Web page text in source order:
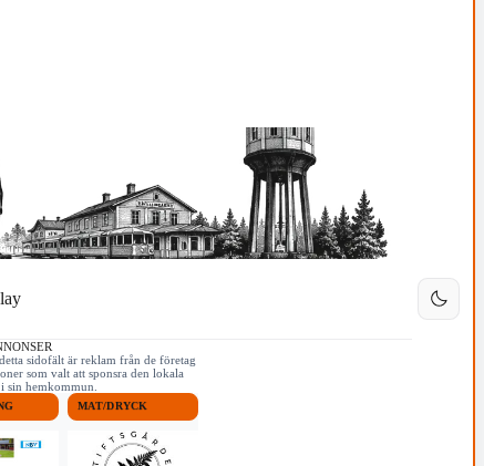
sidofält är reklam från de företag
som valt att sponsra den lokala
sin hemkommun.
MAT/DRYCK